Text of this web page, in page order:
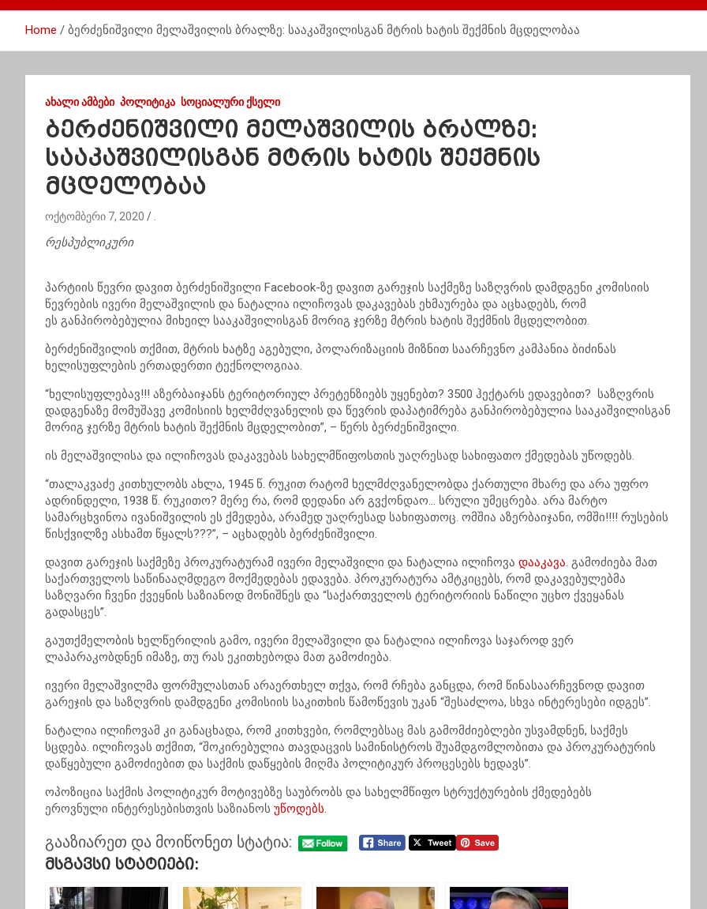
Home ბერძენიშვილი მელაშვილის ბრალზე: სააკაშვილისგან მტრის ხატის შექმნის მცდელობაა
ᲐᲮᲐᲚᲘ ᲐᲛᲑᲔᲑᲘ ᲞᲝᲚᲘᲢᲘᲙᲐ ᲡᲝᲪᲘᲐᲚᲣᲠᲘ ᲥᲡᲔᲚᲘ
ბერძენიშვილი მელაშვილის ბრალზე:
სააკაშვილისგან მტრის ხატის შექმნის
მცდელობაა
ოქტომბერი 7, 2020
რესპუბლიკური
პარტიის წევრი დავით ბერძენიშვილი Facebook-ზე დავით გარეჯის საქმეზე საზღვრის დამდგენი კომისიის
წევრების ივერი მელაშვილის და ნატალია ილიჩოვას დაკავებას ეხმაურება და აცხადებს, რომ
ეს განპირობებულია მიხეილ სააკაშვილისგან მორიგ ჯერზე მტრის ხატის შექმნის მცდელობით.
ბერძენიშვილის თქმით, მტრის ხატზე აგებული, პოლარიზაციის მიზნით საარჩევნო კამპანია ბიძინას
ხელისუფლების ერთადერთი ტექნოლოგიაა.
“ხელისუფლებავ!!! აზერბაიჯანს ტერიტორიულ პრეტენზიებს უყენებთ? 3500 ჰექტარს ედავებით? საზღვრის
დადგენაზე მომუშავე კომისიის ხელმძღვანელის და წევრის დაპატიმრება განპირობებულია სააკაშვილისგან
მორიგ ჯერზე მტრის ხატის შექმნის მცდელობით”, – წერს ბერძენიშვილი.
ის მელაშვილისა და ილიჩოვას დაკავებას სახელმწიფოსთის უაღრესად სახიფათო ქმედებას უწოდებს.
“თალაკვაძე კითხულობს ახლა, 1945 წ. რუკით რატომ ხელმძღვანელობდა ქართული მხარე და არა უფრო
ადრინდელი, 1938 წ. რუკითო? მერე რა, რომ დედანი არ გვქონდაო… სრული უმეცრება. არა მარტო
სამარცხვინოა ივანიშვილის ეს ქმედება, არამედ უაღრესად სახიფათოც. ომშია აზერბაიჯანი, ომში!!!! რუსების
წისქვილზე ასხამთ წყალს???”, – აცხადებს ბერძენიშვილი.
დავით გარეჯის საქმეზე პროკურატურამ ივერი მელაშვილი და ნატალია ილიჩოვა დააკავა. გამოძიება მათ
საქართველოს საწინააღმდეგო მოქმედებას ედავება. პროკურატურა ამტკიცებს, რომ დაკავებულებმა
საზღვარი ჩვენი ქვეყნის საზიანოდ მონიშნეს და “საქართველოს ტერიტორიის ნაწილი უცხო ქვეყანას
გადასცეს”.
გაუთქმელობის ხელწერილის გამო, ივერი მელაშვილი და ნატალია ილიჩოვა საჯაროდ ვერ
ლაპარაკობდნენ იმაზე, თუ რას ეკითხებოდა მათ გამოძიება.
ივერი მელაშვილმა ფორმულასთან არაერთხელ თქვა, რომ რჩება განცდა, რომ წინასაარჩევნოდ დავით
გარეჯის და საზღვრის დამდგენი კომისიის საკითხის წამოწევის უკან “შესაძლოა, სხვა ინტერესები იდგეს”.
ნატალია ილიჩოვამ კი განაცხადა, რომ კითხვები, რომლებსაც მას გამომძიებლები უსვამდნენ, საქმეს
სცდება. ილიჩოვას თქმით, “შოკირებულია თავდაცვის სამინისტროს შუამდგომლობითა და პროკურატურის
დაწყებული გამოძიებით და საქმის დაწყების მიღმა პოლიტიკურ პროცესებს ხედავს”.
ოპოზიცია საქმის პოლიტიკურ მოტივებზე საუბრობს და სახელმწიფო სტრუქტურების ქმედებებს
ეროვნული ინტერესებისთვის საზიანოს უწოდებს.
გააზიარეთ და მოიწონეთ სტატია:
Მსგავსი Სტატიები: